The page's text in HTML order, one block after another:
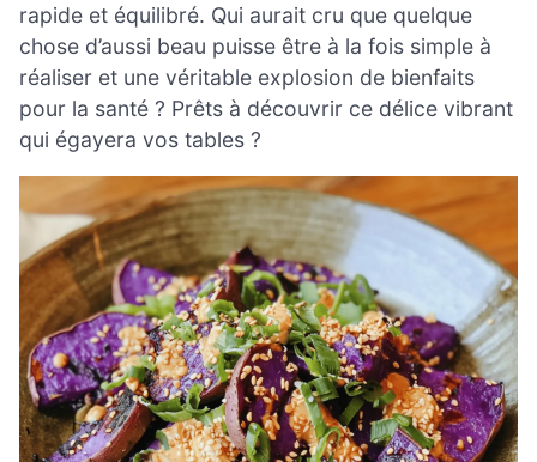
rapide et équilibré. Qui aurait cru que quelque
chose d’aussi beau puisse être à la fois simple à
réaliser et une véritable explosion de bienfaits
pour la santé ? Prêts à découvrir ce délice vibrant
qui égayera vos tables ?